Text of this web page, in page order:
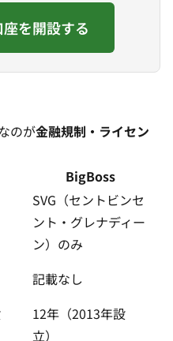
を開設する
のが金融規制・ライセン
BigBoss
SVG（セントビンセ
ント・グレナディー
ン）のみ
記載なし
12年（2013年設
立）